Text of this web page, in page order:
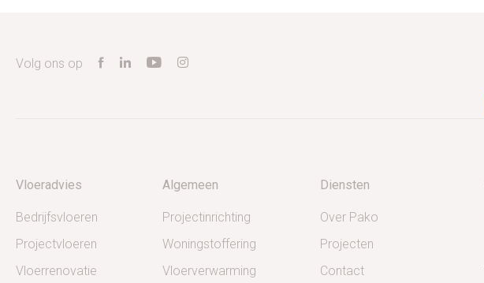
Volg ons op
Vloeradvies
Bedrijfsvloeren
Projectvloeren
Vloerrenovatie
Algemeen
Projectinrichting
Woningstoffering
Vloerverwarming
Diensten
Over Pako
Projecten
Contact